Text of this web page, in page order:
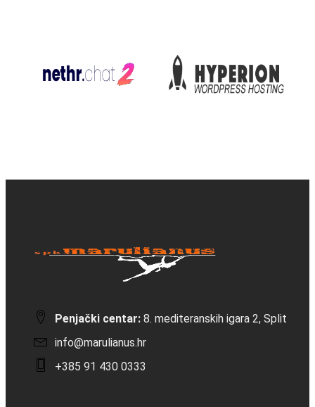
Penjački centar: 8. mediteranskih igara 2, Split
info@marulianus.hr
+385 91 430 0333